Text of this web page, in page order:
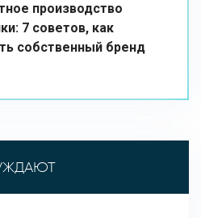
производство
7 советов, как
собственный бренд